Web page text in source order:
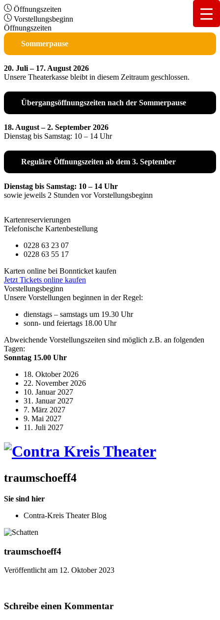
Öffnungszeiten
Vorstellungsbeginn
Öffnungszeiten
Sommerpause
20. Juli – 17. August 2026
Unsere Theaterkasse bleibt in diesem Zeitraum geschlossen.
Übergangsöffnungszeiten nach der Sommerpause
18. August – 2. September 2026
Dienstag bis Samstag: 10 – 14 Uhr
Reguläre Öffnungszeiten ab dem 3. September
Dienstag bis Samstag: 10 – 14 Uhr
sowie jeweils 2 Stunden vor Vorstellungsbeginn
Kartenreservierungen
Telefonische Kartenbestellung
0228 63 23 07
0228 63 55 17
Karten online bei Bonnticket kaufen
Jetzt Tickets online kaufen
Vorstellungsbeginn
Unsere Vorstellungen beginnen in der Regel:
dienstags – samstags um 19.30 Uhr
sonn- und feiertags 18.00 Uhr
Abweichende Vorstellungszeiten sind möglich z.B. an folgenden
Tagen:
Sonntag 15.00 Uhr
18. Oktober 2026
22. November 2026
10. Januar 2027
31. Januar 2027
7. März 2027
9. Mai 2027
11. Juli 2027
traumschoeff4
Sie sind hier
Contra-Kreis Theater Blog
traumschoeff4
Veröffentlicht am 12. Oktober 2023
Schreibe einen Kommentar